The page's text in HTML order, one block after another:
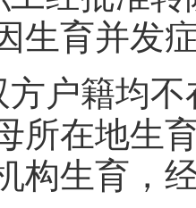
生育并发
方户籍均
所在地生
构生育，